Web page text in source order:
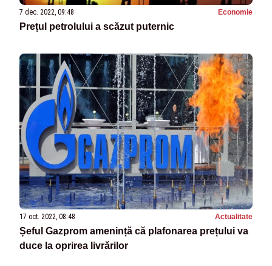
7 dec. 2022, 09:48 Economie
Prețul petrolului a scăzut puternic
17 oct. 2022, 08:48 Actualitate
Șeful Gazprom amenință că plafonarea prețului va
duce la oprirea livrărilor